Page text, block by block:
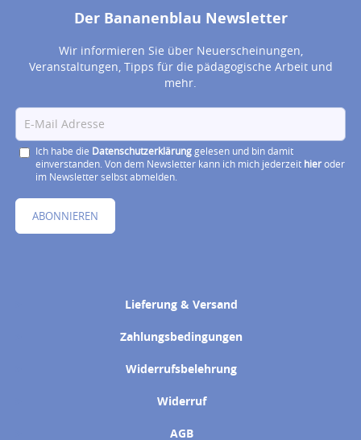
Der Bananenblau Newsletter
Wir informieren Sie über Neuerscheinungen,
Veranstaltungen, Tipps für die pädagogische Arbeit und
mehr.
Ich habe die Datenschutzerklärunggelesen und bin damit
einverstanden. Von dem Newsletter kann ich mich jederzeit hieroder
im Newsletter selbst abmelden.
ABONNIEREN
Lieferung & Versand
Zahlungsbedingungen
Widerrufsbelehrung
Widerruf
AGB